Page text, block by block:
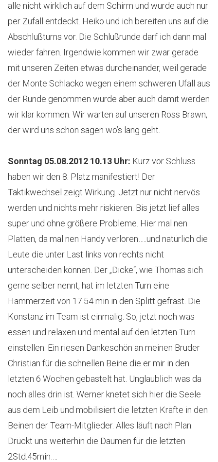
alle nicht wirklich auf dem Schirm und wurde auch nur
per Zufall entdeckt. Heiko und ich bereiten uns auf die
Abschlußturns vor. Die Schlußrunde darf ich dann mal
wieder fahren. Irgendwie kommen wir zwar gerade
mit unseren Zeiten etwas durcheinander, weil gerade
der Monte Schlacko wegen einem schweren Ufall aus
der Runde genommen wurde aber auch damit werden
wir klar kommen. Wir warten auf unseren Ross Brawn,
der wird uns schon sagen wo’s lang geht.
Sonntag 05.08.2012 10.13 Uhr: Kurz vor Schluss
haben wir den 8. Platz manifestiert! Der
Taktikwechsel zeigt Wirkung. Jetzt nur nicht nervös
werden und nichts mehr riskieren. Bis jetzt lief alles
super und ohne größere Probleme. Hier mal nen
Platten, da mal nen Handy verloren…..und natürlich die
Leute die unter Last links von rechts nicht
unterscheiden können. Der „Dicke“, wie Thomas sich
gerne selber nennt, hat im letzten Turn eine
Hammerzeit von 17.54 min in den Splitt gefräst. Die
Konstanz im Team ist einmalig. So, jetzt noch was
essen und relaxen und mental auf den letzten Turn
einstellen. Ein riesen Dankeschön an meinen Bruder
Christian für die schnellen Beine die er mir in den
letzten 6 Wochen gebastelt hat. Unglaublich was da
noch alles drin ist. Werner knetet sich hier die Seele
aus dem Leib und mobilisiert die letzten Kräfte in den
Beinen der Team-Mitglieder. Alles läuft nach Plan.
Drückt uns weiterhin die Daumen für die letzten
2Std.45min….